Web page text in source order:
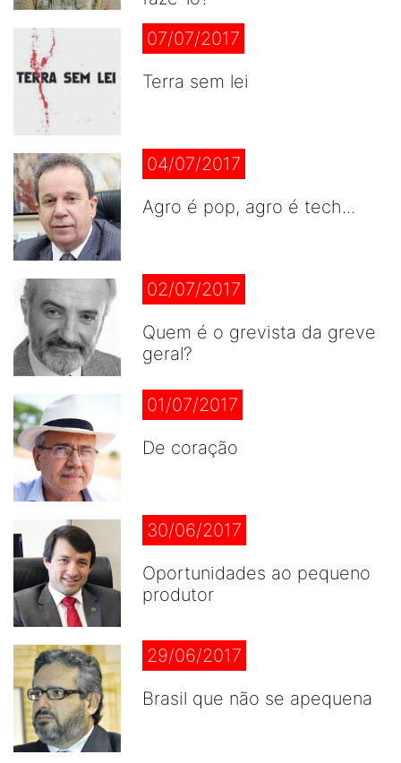
07/07/2017
Terra sem lei
04/07/2017
Agro é pop, agro é tech...
02/07/2017
Quem é o grevista da greve
geral?
01/07/2017
De coração
30/06/2017
Oportunidades ao pequeno
produtor
29/06/2017
Brasil que não se apequena